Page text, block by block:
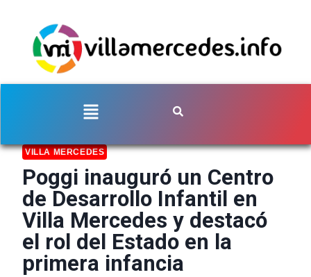
VILLA MERCEDES
Poggi inauguró un Centro
de Desarrollo Infantil en
Villa Mercedes y destacó
el rol del Estado en la
primera infancia